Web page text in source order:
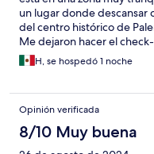
un lugar donde descansar
del centro histórico de
Me dejaron hacer el
estilo italiano muy completo.
H, se hospedó 1 noche
Opinión verificada
8/10 Muy buena